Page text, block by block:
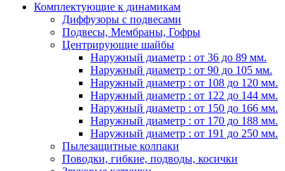
Комплектующие к динамикам
Диффузоры с подвесами
Подвесы, Мембраны, Гофры
Центрирующие шайбы
Наружный диаметр : от 36 до 89 мм.
Наружный диаметр : от 90 до 105 мм.
Наружный диаметр : от 108 до 120 мм.
Наружный диаметр : от 122 до 144 мм.
Наружный диаметр : от 150 до 166 мм.
Наружный диаметр : от 170 до 188 мм.
Наружный диаметр : от 191 до 250 мм.
Пылезащитные колпаки
Поводки, гибкие, подводы, косички